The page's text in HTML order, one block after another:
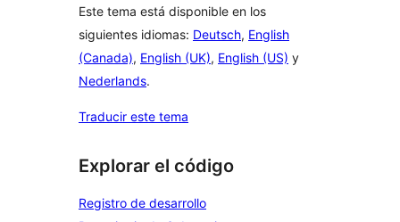
Este tema está disponible en los
siguientes idiomas: Deutsch, English
(Canada), English (UK), English (US) y
Nederlands.
Traducir este tema
Explorar el código
Registro de desarrollo